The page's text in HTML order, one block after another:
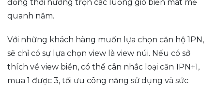
đồng thời hưởng trọn các luồng gió biển mát mẻ
quanh năm.
Với những khách hàng muốn lựa chọn căn hộ 1PN,
sẽ chỉ có sự lựa chọn view là view núi. Nếu có sở
thích về view biển, có thể cân nhắc loại căn 1PN+1,
mua 1 được 3, tối ưu công năng sử dụng và sức